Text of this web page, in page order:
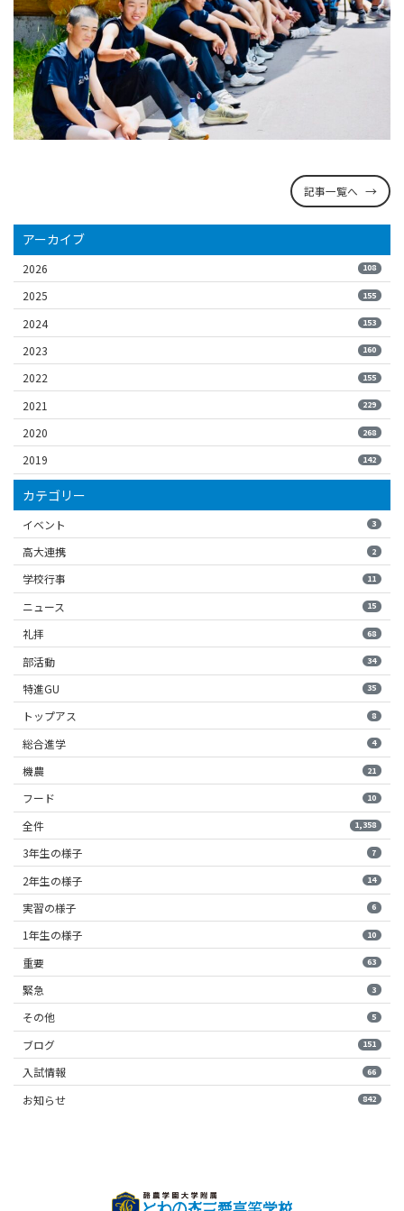
記事一覧へ
アーカイブ
2026 108
2025 155
2024 153
2023 160
2022 155
2021 229
2020 268
2019 142
カテゴリー
イベント 3
高大連携 2
学校行事 11
ニュース 15
礼拝 68
部活動 34
特進GU 35
トップアス 8
総合進学 4
機農 21
フード 10
全件 1,358
3年生の様子 7
2年生の様子 14
実習の様子 6
1年生の様子 10
重要 63
緊急 3
その他 5
ブログ 151
入試情報 66
お知らせ 842